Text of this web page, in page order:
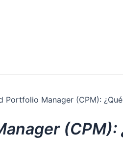
Portfolio Manager (CPM):
(CPM):